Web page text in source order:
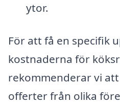
ytor.
För att få en specifik
kostnaderna för
rekommenderar vi
offerter från olika